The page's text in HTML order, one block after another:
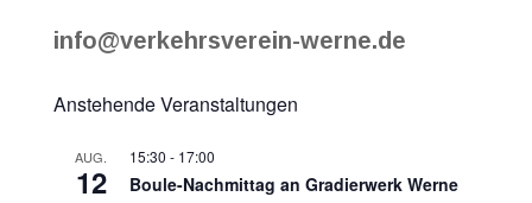
info@verkehrsverein-werne.de
Anstehende Veranstaltungen
AUG.
12
15:30 - 17:00
Boule-Nachmittag an Gradierwerk Werne